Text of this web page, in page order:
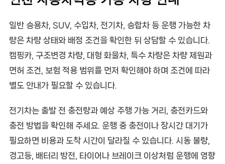
일반 승용차, SUV, 수입차, 전기차, 승합차 등 운행 가능한 차
량은 차량 상태와 배정 조건을 확인한 뒤 상담할 수 있습니다.
캠핑카, 구조변경 차량, 대형 화물차, 특수 차량은 차량 제원과
면허 조건, 보험 적용 범위를 먼저 확인해야 하며 조건에 따라
별도 안내가 필요할 수 있습니다.
전기차는 출발 전 충전량과 예상 주행 가능 거리, 충전카드와
충전 방법을 확인해 주세요. 운행 중 충전이나 장시간 대기가
필요하면 비용과 도착 시간이 달라질 수 있습니다. 시동 불량,
경고등, 배터리 방전, 타이어나 브레이크 이상처럼 운행에 영향